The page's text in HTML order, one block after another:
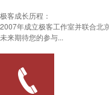
极客成长历程：
2007年成立极客工作室并联合北
未来期待您的参与...